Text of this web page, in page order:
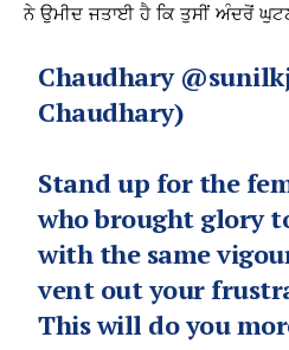
ਨੇ ਉਮੀਦ ਜਤਾਈ ਹੈ ਕਿ ਤੁਸੀਂ ਅੰਦਰੋਂ
Chaudhary
Chaudhary)
Stand up for the
who brought glory
with the same
vent out your
This will do you